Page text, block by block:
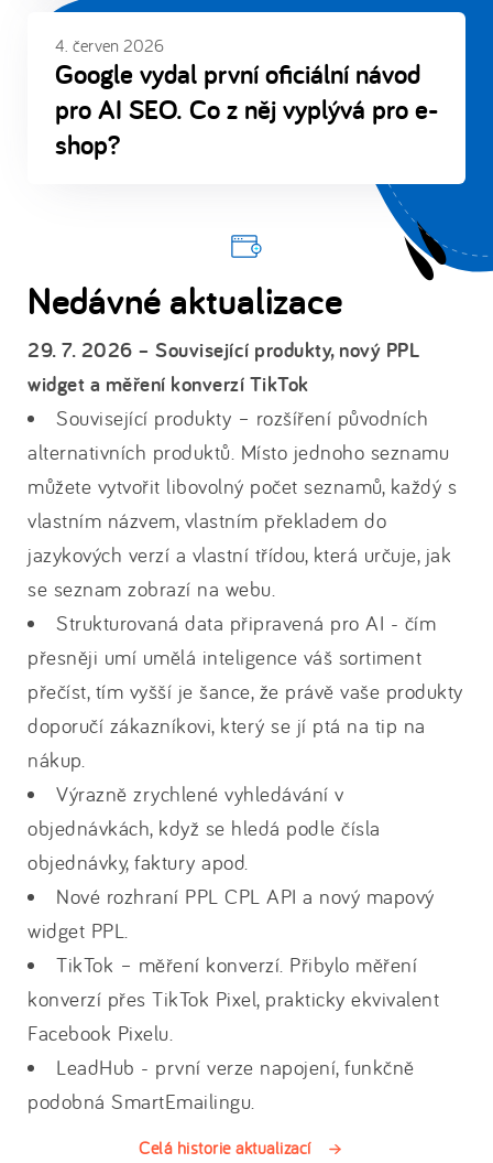
Google vydal první oficiální návod
pro AI SEO. Co z něj vyplývá pro e-
shop?
4. červen 2026
Nedávné aktualizace
29. 7. 2026 – Související produkty, nový PPL
widget a měření konverzí TikTok
Související produkty – rozšíření původních
alternativních produktů. Místo jednoho seznamu
můžete vytvořit libovolný počet seznamů, každý s
vlastním názvem, vlastním překladem do
jazykových verzí a vlastní třídou, která určuje, jak
se seznam zobrazí na webu.
Strukturovaná data připravená pro AI - čím
přesněji umí umělá inteligence váš sortiment
přečíst, tím vyšší je šance, že právě vaše produkty
doporučí zákazníkovi, který se jí ptá na tip na
nákup.
Výrazně zrychlené vyhledávání v
objednávkách, když se hledá podle čísla
objednávky, faktury apod.
Nové rozhraní PPL CPL API a nový mapový
widget PPL.
TikTok – měření konverzí. Přibylo měření
konverzí přes TikTok Pixel, prakticky ekvivalent
Facebook Pixelu.
LeadHub - první verze napojení, funkčně
podobná SmartEmailingu.
Celá historie aktualizací